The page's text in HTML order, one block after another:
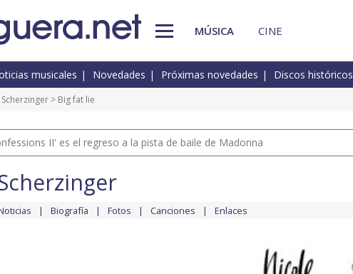
MÚSICA CINE
musicales Novedades Próximas novedades Discos históricos
> Big fat lie
II' es el regreso a la pista de baile de Madonna
Biografía Fotos Canciones Enlaces